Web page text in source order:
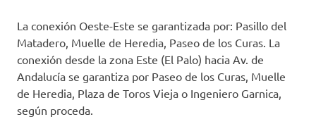
La conexión Oeste-Este se garantizada por: Pasillo del
Matadero, Muelle de Heredia, Paseo de los Curas. La
conexión desde la zona Este (El Palo) hacia Av. de
Andalucía se garantiza por Paseo de los Curas, Muelle
de Heredia, Plaza de Toros Vieja o Ingeniero Garnica,
según proceda.